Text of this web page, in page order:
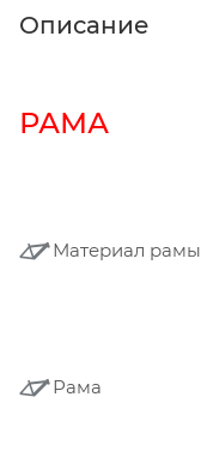
Описание
РАМА
Материал рамы
Рама